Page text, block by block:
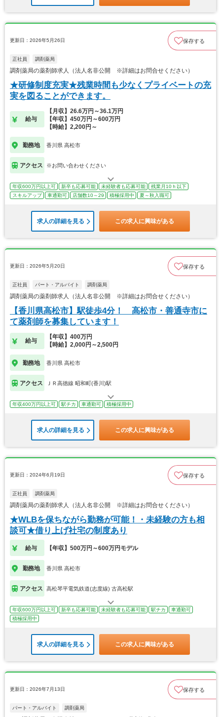
更新日：2026年5月26日 保存する
正社員 調剤薬局
調剤薬局の薬剤師求人（法人名非公開 ※詳細はお問合せください）
★研修制度充実★残業時間も少なくプライベートの充
実を図ることができます。
給与
【月収】26.6万円～36.1万円
【年収】450万円～600万円
【時給】2,200円～
勤務地 香川県 高松市
アクセス ※お問い合わせください
年収600万円以上可 新卒も応募可能 未経験者も応募可能
残業月10ｈ以下
スキルアップ
車通勤可 店舗数10～29 積極採用中 夏～秋入職可
求人の詳細を見る この求人に興味がある
更新日：2026年5月20日 保存する
正社員 パート・アルバイト 調剤薬局
調剤薬局の薬剤師求人（法人名非公開 ※詳細はお問合せください）
【香川県高松市】駅徒歩4分！ 高松市・善通寺市に
て薬剤師を募集しています！
給与
【年収】400万円
【時給】2,000円～2,500円
勤務地 香川県 高松市
アクセス ＪＲ高徳線 昭和町(香川)駅
年収400万円以上可 駅チカ 車通勤可 積極採用中
求人の詳細を見る この求人に興味がある
更新日：2024年6月19日 保存する
正社員 調剤薬局
調剤薬局の薬剤師求人（法人名非公開 ※詳細はお問合せください）
★WLBを保ちながら勤務が可能！・未経験の方も相
談可★借り上げ社宅の制度あり
給与 【年収】500万円～600万円モデル
勤務地 香川県 高松市
アクセス 高松琴平電気鉄道(志度線) 古高松駅
年収600万円以上可 新卒も応募可能 未経験者も応募可能 駅チカ
車通勤可
積極採用中
求人の詳細を見る この求人に興味がある
更新日：2026年7月13日 保存する
パート・アルバイト 調剤薬局